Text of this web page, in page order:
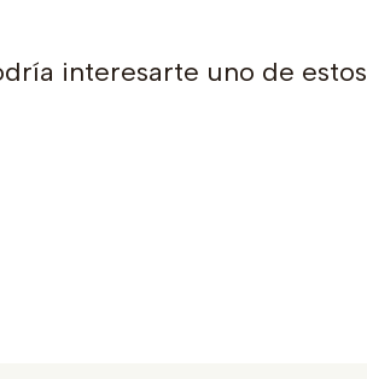
interesarte uno de estos